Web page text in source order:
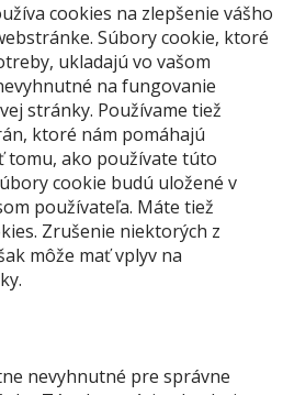
cookies na zlepšenie vášho
Súbory cookie, ktoré
ukladajú vo vašom
na fungovanie
stránky. Používame tiež
ktoré nám pomáhajú
tomu, ako používate túto
cookie budú uložené v
používateľa. Máte tiež
Zrušenie niektorých z
môže mať vplyv na
nevyhnutné pre správne